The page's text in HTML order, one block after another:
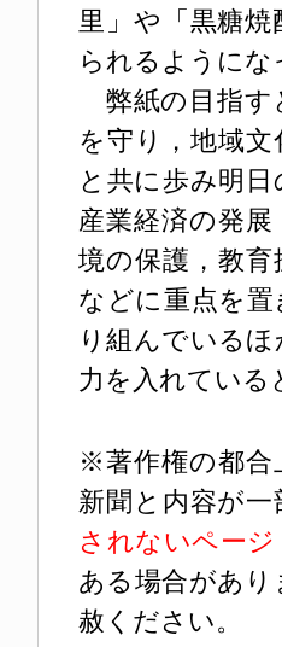
里」や「黒糖
られるように
弊紙の目指す
を守り，地域
と共に歩み明
産業経済の発
境の保護，教
などに重点を
り組んでいる
力を入れている
※著作権の都合
新聞と内容が
されないペー
ある場合があ
赦ください。